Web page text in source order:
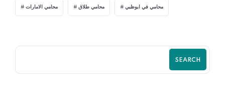
محامي الامارات محامي طلاق محامي في ابوظبي
SEARCH